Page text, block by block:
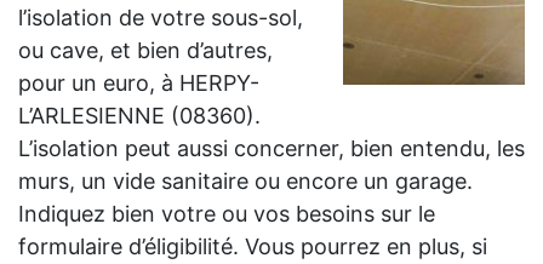
l’isolation de votre sous-sol,
ou cave, et bien d’autres,
pour un euro, à HERPY-
L’ARLESIENNE (08360).
L’isolation peut aussi concerner, bien entendu, les
murs, un vide sanitaire ou encore un garage.
Indiquez bien votre ou vos besoins sur le
formulaire d’éligibilité. Vous pourrez en plus, si